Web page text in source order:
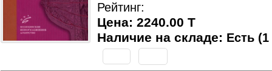
Рейтинг:
Цена: 2240.00 T
Наличие на складе: Есть